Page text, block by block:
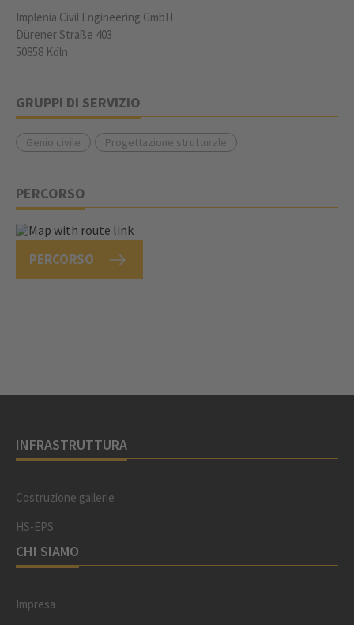
Implenia Civil Engineering GmbH
Dürener Straße 403
50858 Köln
GRUPPI DI SERVIZIO
Genio civile Progettazione strutturale
PERCORSO
PERCORSO
INFRASTRUTTURA
Costruzione gallerie
HS-EPS
CHI SIAMO
Impresa